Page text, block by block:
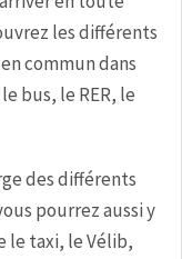
les différents
commun dans
bus, le RER, le
des différents
pourrez aussi y
le taxi, le Vélib,